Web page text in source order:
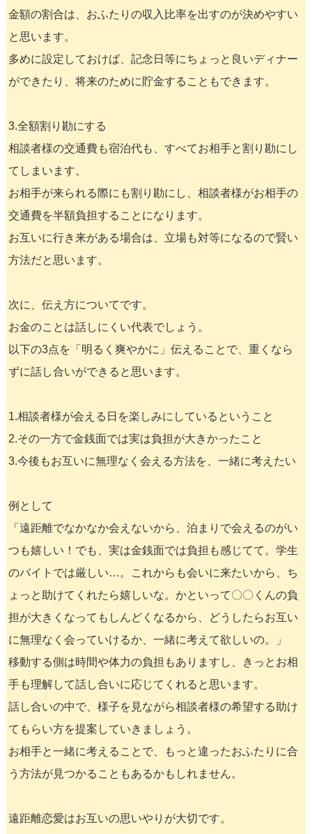
金額の割合は、おふたりの収入比率を出すのが決めやすい
と思います。
多めに設定しておけば、記念日等にちょっと良いディナー
ができたり、将来のために貯金することもできます。
3.全額割り勘にする
相談者様の交通費も宿泊代も、すべてお相手と割り勘にし
てしまいます。
お相手が来られる際にも割り勘にし、相談者様がお相手の
交通費を半額負担することになります。
お互いに行き来がある場合は、立場も対等になるので賢い
方法だと思います。
次に、伝え方についてです。
お金のことは話しにくい代表でしょう。
以下の3点を「明るく爽やかに」伝えることで、重くなら
ずに話し合いができると思います。
1.相談者様が会える日を楽しみにしているということ
2.その一方で金銭面では実は負担が大きかったこと
3.今後もお互いに無理なく会える方法を、一緒に考えたい
例として
「遠距離でなかなか会えないから、泊まりで会えるのがい
つも嬉しい！でも、実は金銭面では負担も感じてて。学生
のバイトでは厳しい…。これからも会いに来たいから、ち
ょっと助けてくれたら嬉しいな。かといって〇〇くんの負
担が大きくなってもしんどくなるから、どうしたらお互い
に無理なく会っていけるか、一緒に考えて欲しいの。」
移動する側は時間や体力の負担もありますし、きっとお相
手も理解して話し合いに応じてくれると思います。
話し合いの中で、様子を見ながら相談者様の希望する助け
てもらい方を提案していきましょう。
お相手と一緒に考えることで、もっと違ったおふたりに合
う方法が見つかることもあるかもしれません。
遠距離恋愛はお互いの思いやりが大切です。